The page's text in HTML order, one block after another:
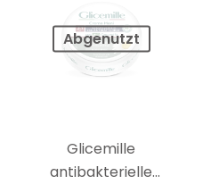
Abgenutzt
Glicemille
antibakterielle